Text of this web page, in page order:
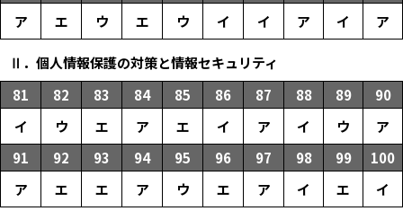
ア
エ ウ エ ウ イ イ ア イ ア
Ⅱ．個人情報保護の対策と情報セキュリティ
81
82 83 84 85 86 87 88 89
90
イ
ウ エ ア エ イ ア イ ウ
ア
91
92 93 94 95 96 97 98 99
100
ア
エ エ ア ウ エ ア イ エ イ